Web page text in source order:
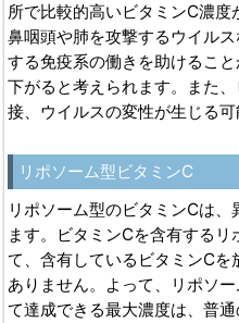
所で比較的高いビタミンC濃度
鼻咽頭や肺を攻撃するウイル
する免疫系の働きを助けるこ
下がると考えられます。また
接、ウイルスの変性が生じる
リポソーム型ビタミンC
リポソーム型のビタミンCは
ます。ビタミンCを含有する
て、含有しているビタミンC
ありません。よって、リポソ
て達成できる最大濃度は、普